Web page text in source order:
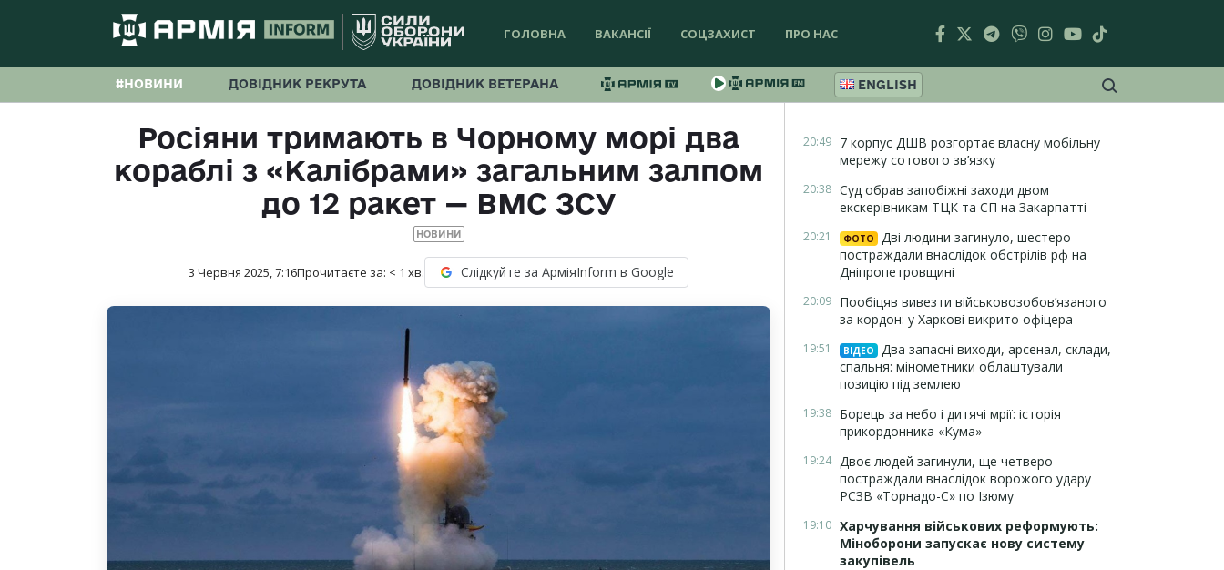
ГОЛОВНА ВАКАНСІЇ СОЦЗАХИСТ ПРО НАС
#НОВИНИ ДОВІДНИК РЕКРУТА ДОВІДНИК ВЕТЕРАНА ENGLISH
Росіяни тримають в Чорному морі два
кораблі з «Калібрами» загальним залпом
до 12 ракет — ВМС ЗСУ
НОВИНИ
3 Червня 2025, 7:16Прочитаєте за: < 1 хв. Слідкуйте за АрміяInform в Google
20:49 7 корпус ДШВ розгортає власну мобільну
мережу сотового зв’язку
20:38 Суд обрав запобіжні заходи двом
екскерівникам ТЦК та СП на Закарпатті
20:21 ФОТО
Дві людини загинуло, шестеро
постраждали внаслідок обстрілів рф на
Дніпропетровщині
20:09 Пообіцяв вивезти військовозобов’язаного
за кордон: у Харкові викрито офіцера
19:51 ВІДЕО
Два запасні виходи, арсенал, склади,
спальня: мінометники облаштували
позицію під землею
19:38 Борець за небо і дитячі мрії: історія
прикордонника «Кума»
19:24 Двоє людей загинули, ще четверо
постраждали внаслідок ворожого удару
РСЗВ «Торнадо-С» по Ізюму
19:10 Харчування військових реформують:
Міноборони запускає нову систему
закупівель